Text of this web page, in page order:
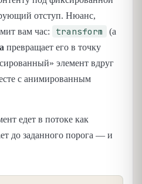
отступ. Нюанс,
вам час:
transform
(а
превращает его в точку
элемент вдруг
с анимированным
едет в потоке как
до заданного порога — и